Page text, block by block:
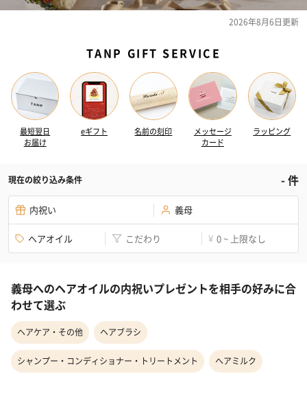
2026年8月6日更新
TANP GIFT SERVICE
最短翌日
お届け
eギフト 名前の刻印
メッセージ
カード
ラッピング
現在の絞り込み条件 -件
内祝い 義母
ヘアオイル こだわり ¥ 0 ~ 上限なし
義母へのヘアオイルの内祝いプレゼントを相手の好みに合
わせて選ぶ
ヘアケア・その他 ヘアブラシ
シャンプー・コンディショナー・トリートメント ヘアミルク